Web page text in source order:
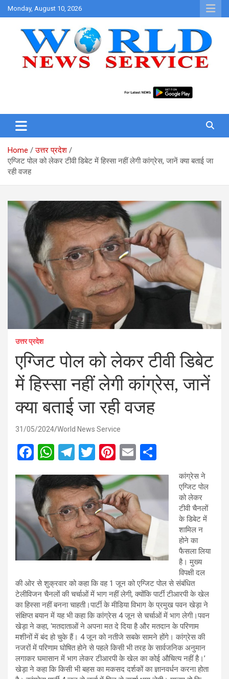
Skip
to
Monday, August 10, 2026
Home
उत्तर प्रदेश
एग्जिट पोल को लेकर टीवी डिबेट में हिस्सा नहीं लेगी कांग्रेस, जानें क्या बताई जा
रही वजह
उत्तर प्रदेश
एग्जिट पोल को लेकर टीवी डिबेट
में हिस्सा नहीं लेगी कांग्रेस, जानें
क्या बताई जा रही वजह
31/05/2024 World News Service
F
ce
b
o
o
k
W
at
s
A
p
p
T
e
gr
a
m
T
tt
er
Pi
er
es
t
E
ail ar
e
कांग्रेस ने
एग्जिट पोल
को लेकर
टीवी चैनलों
के डिबेट में
शामिल न
होने का
फैसला लिया
है। मुख्य
विपक्षी दल
की ओर से शुक्रवार को कहा कि वह 1 जून को एग्जिट पोल से संबंधित
टेलीविजन चैनलों की चर्चाओं में भाग नहीं लेगी, क्योंकि पार्टी टीआरपी के खेल
का हिस्सा नहीं बनना चाहती।पार्टी के मीडिया विभाग के प्रमुख पवन खेड़ा ने
संक्षिप्त बयान में यह भी कहा कि कांग्रेस 4 जून से चर्चाओं में भाग लेगी।पवन
खेड़ा ने कहा, ‘मतदाताओं ने अपना मत दे दिया है और मतदान के परिणाम
मशीनों में बंद हो चुके हैं। 4 जून को नतीजे सबके सामने होंगे। कांग्रेस की
नजरों में परिणाम घोषित होने से पहले किसी भी तरह के सार्वजनिक अनुमान
लगाकर घमासान में भाग लेकर टीआरपी के खेल का कोई औचित्य नहीं है।’
खेड़ा ने कहा कि किसी भी बहस का मकसद दर्शकों का ज्ञानवर्धन करना होता